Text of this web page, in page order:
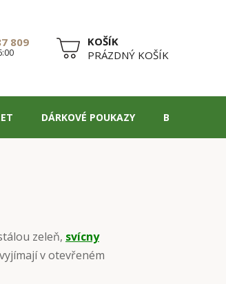
809
NÁKUPNÍPRÁZDNÝ KOŠÍK
DÁRKOVÉ POUKAZY BLOG
zeleň, svícny
v otevřeném